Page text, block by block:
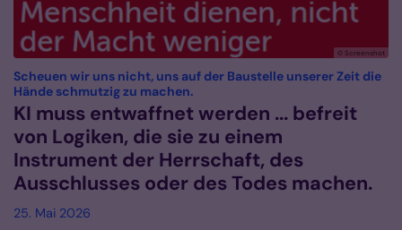
© Screenshot
Scheuen wir uns nicht, uns auf der Baustelle unserer Zeit die
Hände schmutzig zu machen.
KI muss entwaffnet werden ... befreit
von Logiken, die sie zu einem
Instrument der Herrschaft, des
Ausschlusses oder des Todes machen.
25. Mai 2026